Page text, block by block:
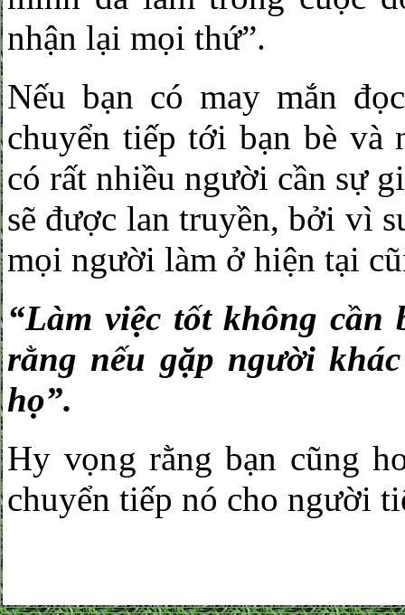
nhận lại mọi thứ”.
Nếu bạn có may mắn
chuyển tiếp tới bạn bè
có rất nhiều người cần sự
sẽ được lan truyền, bởi vì
mọi người làm ở hiện tại
“Làm việc tốt không
rằng nếu gặp người
họ”.
Hy vọng rằng bạn cũng
chuyển tiếp nó cho người